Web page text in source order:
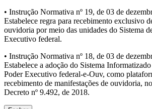
• Instrução Normativa nº 19, de 03 de
Estabelece regra para recebimento exclusivo
ouvidoria por meio das unidades do Sistema
Executivo federal.
• Instrução Normativa nº 18, de 03 de
Estabelece a adoção do Sistema
Poder Executivo federal-e-Ouv, como
recebimento de manifestações de ouvidoria,
Decreto nº 9.492, de 2018.